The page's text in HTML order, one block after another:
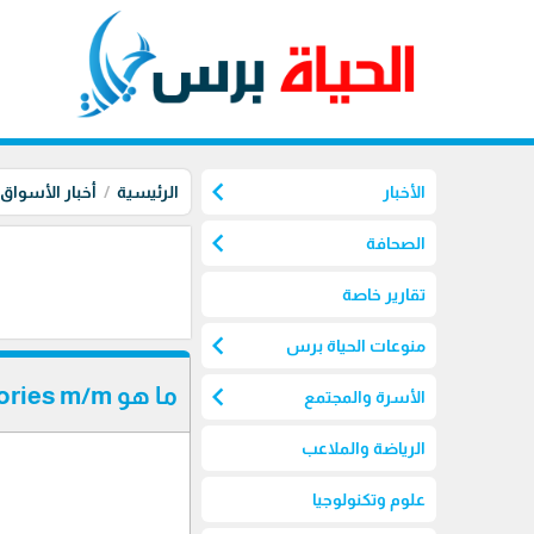
الأخبار chevron_left
الصحافة chevron_left
تقارير خاصة
منوعات الحياة برس chevron_left
الأسرة والمجتمع chevron_left
الرياضة والملاعب
علوم وتكنولوجيا
الرئيسية أخبار الأسواق
ما هو Business Inventories m/m وتأثيره على الدولار